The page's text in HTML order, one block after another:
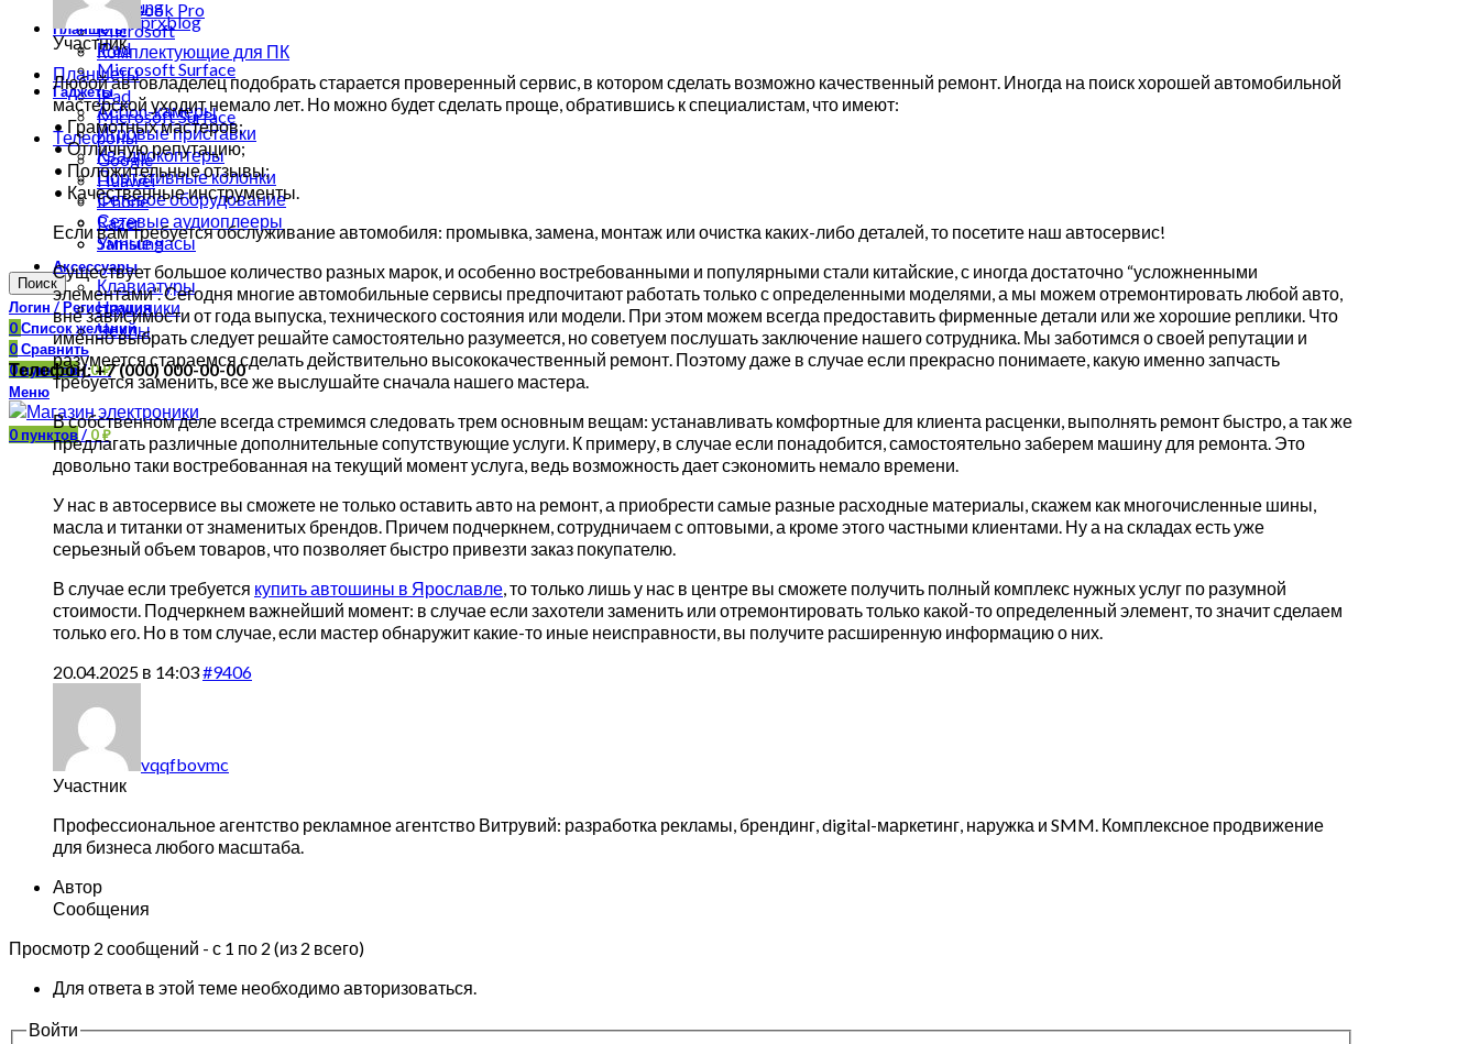
MacBook Pro
Microsoft
Комплектующие для ПК
Планшеты
iPad
Microsoft Surface
Телефоны
Google
Huawei
iPhone
Razer
Samsung
Поиск
Логин / Регистрация
0Список желаний
0Сравнить
0пунктов/0₽
Меню
0 пунктов/ 0₽
Samsung
Планшеты
iPad
Microsoft Surface
Гаджеты
Action-камеры
Игровые приставки
Квадрокоптеры
Портативные колонки
Сетевое оборудование
Сетевые аудиоплееры
Умные часы
Аксессуары
Клавиатуры
Наушники
Чехлы
Телефон: +7 (000) 000-00-00
prxblog
Участник
Любой автовладелец подобрать старается проверенный сервис, в котором сделать возможно качественный ремонт. Иногда на поиск хорошей автомобильной
мастерской уходит немало лет. Но можно будет сделать проще, обратившись к специалистам, что имеют:
• Грамотных мастеров;
• Отличную репутацию;
• Положительные отзывы;
• Качественные инструменты.
Если вам требуется обслуживание автомобиля: промывка, замена, монтаж или очистка каких-либо деталей, то посетите наш автосервис!
Существует большое количество разных марок, и особенно востребованными и популярными стали китайские, с иногда достаточно “усложненными
элементами”. Сегодня многие автомобильные сервисы предпочитают работать только с определенными моделями, а мы можем отремонтировать любой авто,
вне зависимости от года выпуска, технического состояния или модели. При этом можем всегда предоставить фирменные детали или же хорошие реплики. Что
именно выбрать следует решайте самостоятельно разумеется, но советуем послушать заключение нашего сотрудника. Мы заботимся о своей репутации и
разумеется стараемся сделать действительно высококачественный ремонт. Поэтому даже в случае если прекрасно понимаете, какую именно запчасть
требуется заменить, все же выслушайте сначала нашего мастера.
В собственном деле всегда стремимся следовать трем основным вещам: устанавливать комфортные для клиента расценки, выполнять ремонт быстро, а так же
предлагать различные дополнительные сопутствующие услуги. К примеру, в случае если понадобится, самостоятельно заберем машину для ремонта. Это
довольно таки востребованная на текущий момент услуга, ведь возможность дает сэкономить немало времени.
У нас в автосервисе вы сможете не только оставить авто на ремонт, а приобрести самые разные расходные материалы, скажем как многочисленные шины,
масла и титанки от знаменитых брендов. Причем подчеркнем, сотрудничаем с оптовыми, а кроме этого частными клиентами. Ну а на складах есть уже
серьезный объем товаров, что позволяет быстро привезти заказ покупателю.
В случае если требуется купить автошины в Ярославле, то только лишь у нас в центре вы сможете получить полный комплекс нужных услуг по разумной
стоимости. Подчеркнем важнейший момент: в случае если захотели заменить или отремонтировать только какой-то определенный элемент, то значит сделаем
только его. Но в том случае, если мастер обнаружит какие-то иные неисправности, вы получите расширенную информацию о них.
20.04.2025 в 14:03#9406
vqqfbovmc
Участник
Профессиональное агентство рекламное агентство Витрувий: разработка рекламы, брендинг, digital-маркетинг, наружка и SMM. Комплексное продвижение
для бизнеса любого масштаба.
Автор
Сообщения
Просмотр 2 сообщений - с 1 по 2 (из 2 всего)
Для ответа в этой теме необходимо авторизоваться.
Войти